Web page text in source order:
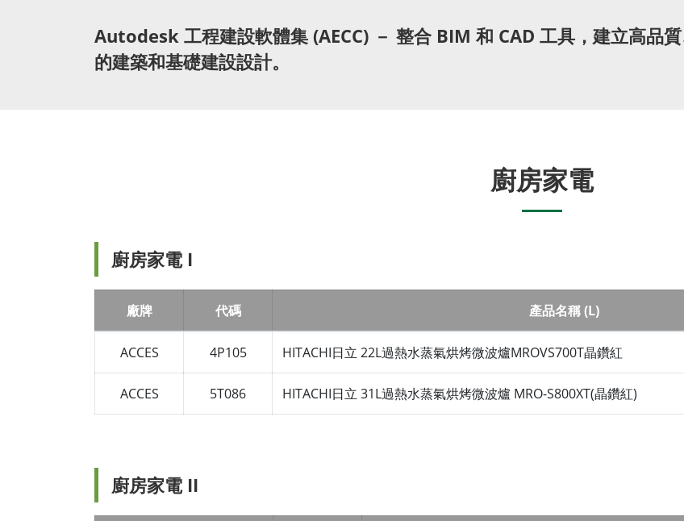
Autodesk 工程建設軟體集 (AECC) － 整合 BIM 和 CAD 工具，建立高品
的建築和基礎建設設計。
廚房家電
廚房家電 I
廠牌 代碼 產品名稱 (L)
ACCES 4P105 HITACHI日立 22L過熱水蒸氣烘烤微波爐MROVS700T晶鑽紅
ACCES 5T086 HITACHI日立 31L過熱水蒸氣烘烤微波爐 MRO-S800XT(晶鑽紅)
廚房家電 II